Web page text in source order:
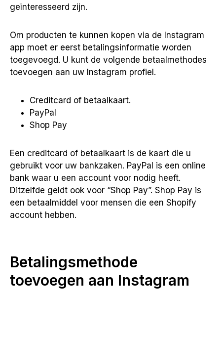
geïnteresseerd zijn.
Om producten te kunnen kopen via de Instagram
app moet er eerst betalingsinformatie worden
toegevoegd. U kunt de volgende betaalmethodes
toevoegen aan uw Instagram profiel.
Creditcard of betaalkaart.
PayPal
Shop Pay
Een creditcard of betaalkaart is de kaart die u
gebruikt voor uw bankzaken. PayPal is een online
bank waar u een account voor nodig heeft.
Ditzelfde geldt ook voor “Shop Pay”. Shop Pay is
een betaalmiddel voor mensen die een Shopify
account hebben.
Betalingsmethode
toevoegen aan Instagram